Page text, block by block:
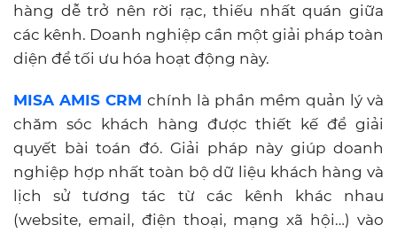
hàng dễ trở nên rời rạc, thiếu nhất quán giữa
các kênh. Doanh nghiệp cần một giải pháp toàn
diện để tối ưu hóa hoạt động này.
MISA AMIS CRM chính là phần mềm quản lý và
chăm sóc khách hàng được thiết kế để giải
quyết bài toán đó. Giải pháp này giúp doanh
nghiệp hợp nhất toàn bộ dữ liệu khách hàng và
lịch sử tương tác từ các kênh khác nhau
(website, email, điện thoại, mạng xã hội…) vào